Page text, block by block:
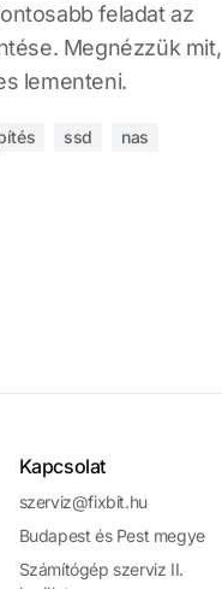
feladat az
Megnézzük mit,
lementeni.
ssd
nas
Kapcsolat
szerviz@fixbit.hu
Budapest és Pest megye
Számítógép szerviz II.